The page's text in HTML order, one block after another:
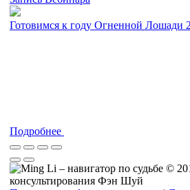
Готовимся к году Огненной Лошади
Подробнее
©
консультирования Фэн Шуй